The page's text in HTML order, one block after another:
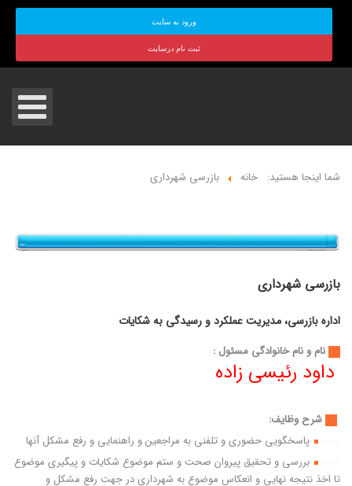
ورود به سایت
ثبت نام درسایت
شما اینجا هستید: خانه بازرسی شهرداری
بازرسی شهرداری
اداره بازرسی، مدیریت عملکرد و رسیدگی به شکایات
نام و نام خانوادگی مسئول :
داود رئیسی زاده
شرح وظایف:
پاسخگویی حضوری و تلفنی به مراجعین و راهنمایی و رفع مشکل آنها
بررسی و تحقیق پیروان صحت و ستم موضوع شکایات و پیگیری موضوع
تا اخذ نتیجه نهایی و انعکاس موضوع به شهرداری در جهت رفع مشکل و